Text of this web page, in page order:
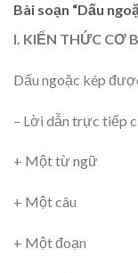
Bài soạn “Dấu
I. KIẾN THỨC CƠ
Dấu ngoặc kép
– Lời dẫn trực tiếp
+ Một từ ngữ
+ Một câu
+ Một đoạn